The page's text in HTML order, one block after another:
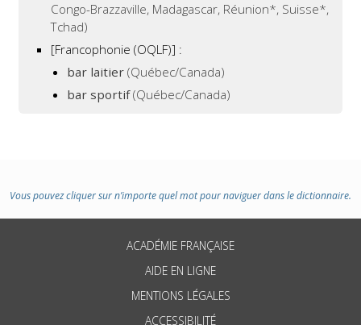
Congo-Brazzaville, Madagascar, Réunion*, Suisse*,
Tchad)
[Francophonie (OQLF)] :
bar laitier (Québec/Canada)
bar sportif(Québec/Canada)
Vous pouvez cliquer sur n’importe quel mot pour naviguer dans le dictionnaire.
ACADÉMIE FRANÇAISE
AIDE EN LIGNE
MENTIONS LÉGALES
ACCESSIBILITÉ